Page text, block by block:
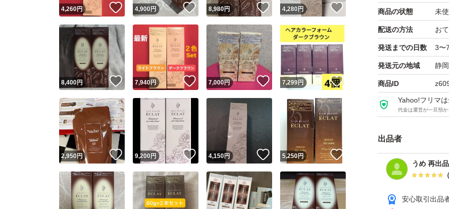
商品の状態 未
配送の方法 お
発送までの日数 3〜
発送元の地域 静
商品ID
Yahoo!フリマ
代金は運営が一旦預
出品者
うめ 再出
（
安心取引出品
4,260円 いいね！
4,900円 いいね！
8,980円 いいね！
4,280円
8,400円 いいね！
7,940円 いいね！
7,000円 いいね！
7,299円
2,950円 いいね！
9,200円 いいね！
4,150円 いいね！
5,250円